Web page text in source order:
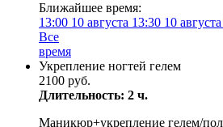
Ближайшее время:
13:00 10 августа 13:30 10 августа
Все
время
Укрепление ногтей гелем
2100 руб.
Длительность: 2 ч.
Маникюр+укрепление гелем/